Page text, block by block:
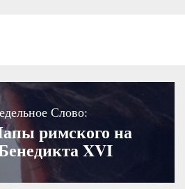
Слово:
римского на
XVI